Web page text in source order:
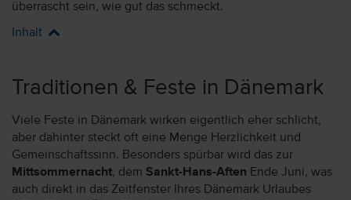
überrascht sein, wie gut das schmeckt.
Inhalt
Traditionen & Feste in Dänemark
Viele Feste in Dänemark wirken eigentlich eher schlicht,
aber dahinter steckt oft eine Menge Herzlichkeit und
Gemeinschaftssinn. Besonders spürbar wird das zur
Mittsommernacht, dem Sankt-Hans-Aften Ende Juni, was
auch direkt in das Zeitfenster Ihres Dänemark Urlaubes